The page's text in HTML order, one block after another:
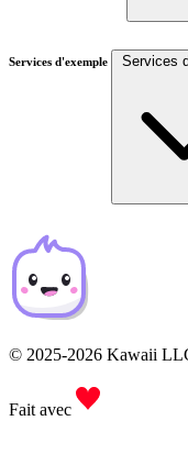
Services d'exemple Services
© 2025-2026 Kawaii
Fait avec